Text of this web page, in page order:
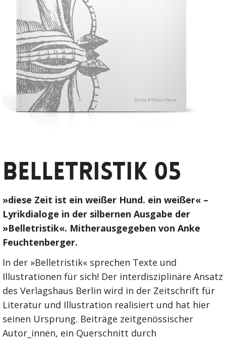
Belletristik 05
»diese Zeit ist ein weißer Hund. ein weißer« –
Lyrikdialoge in der silbernen Ausgabe der
»Belletristik«. Mitherausgegeben von Anke
Feuchtenberger.
In der »Belletristik« sprechen Texte und
Illustrationen für sich! Der interdisziplinäre Ansatz
des Verlagshaus Berlin wird in der Zeitschrift für
Literatur und Illustration realisiert und hat hier
seinen Ursprung. Beiträge zeitgenössischer
Autor_innen, ein Querschnitt durch